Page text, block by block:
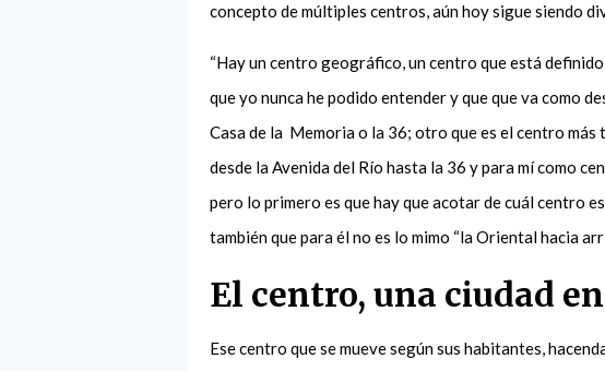
concepto de múltiples centros, aún hoy sigue siendo
“Hay un centro geográfico, un centro que está
que yo nunca he podido entender y quequeva como
Casa de la Memoria o la 36; otro que es el centro más
desde la Avenida del Río hasta la 36 y para mí como
pero lo primero es que hay que acotar de cuál centro
también que para él no es lo mimo “la Oriental hacia
El centro, una ciudad
Ese centro que se mueve según sus habitantes,